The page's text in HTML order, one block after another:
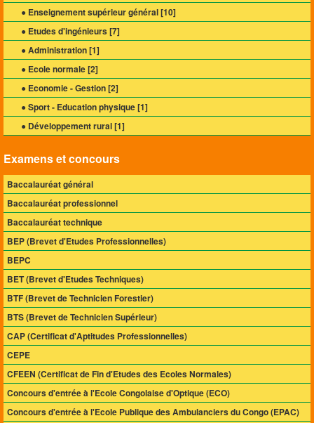
● Enseignement supérieur général [10]
● Etudes d'ingénieurs [7]
● Administration [1]
● Ecole normale [2]
● Economie - Gestion [2]
● Sport - Education physique [1]
● Développement rural [1]
Examens et concours
Baccalauréat général
Baccalauréat professionnel
Baccalauréat technique
BEP (Brevet d'Etudes Professionnelles)
BEPC
BET (Brevet d'Etudes Techniques)
BTF (Brevet de Technicien Forestier)
BTS (Brevet de Technicien Supérieur)
CAP (Certificat d'Aptitudes Professionnelles)
CEPE
CFEEN (Certificat de Fin d'Etudes des Ecoles Normales)
Concours d'entrée à l'Ecole Congolaise d'Optique (ECO)
Concours d'entrée à l'Ecole Publique des Ambulanciers du Congo (EPAC)